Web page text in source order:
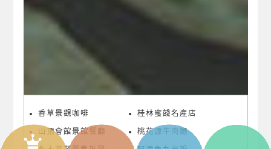
香草景觀咖啡 桂林蜜餞名產店
山頂會館景館餐廳 桃花源牛肉麵